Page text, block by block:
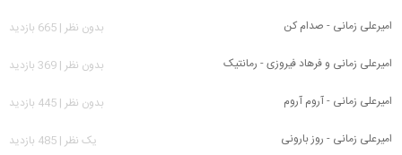
امیرعلی زمانی - صدام کن
بدون نظر | 665 بازدید
امیرعلی زمانی و فرهاد فیروزی - رمانتیک
بدون نظر | 369 بازدید
امیرعلی زمانی - آروم آروم
بدون نظر | 445 بازدید
امیرعلی زمانی - روز بارونی
يک نظر | 485 بازدید